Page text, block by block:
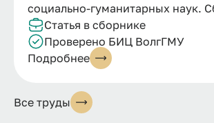
социально-гуманитарных наук.
Статья в сборнике
Проверено БИЦ ВолгГМУ
Подробнее
Все труды